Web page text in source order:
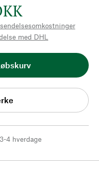
med DHL
4 hverdage